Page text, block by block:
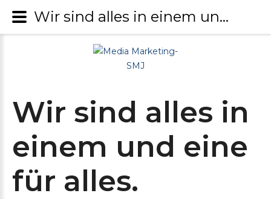
Wir sind alles in
einem und eine
für alles.
Wir sind alles in einem und eine für alles. - Media Marketing-SMJ